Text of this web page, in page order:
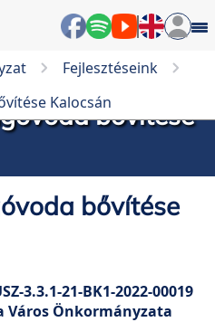
Fejlesztéseink
Kalocsánbővítése
bővítése
3.3.1-21-BK1-2022-00019
Város Önkormányzata